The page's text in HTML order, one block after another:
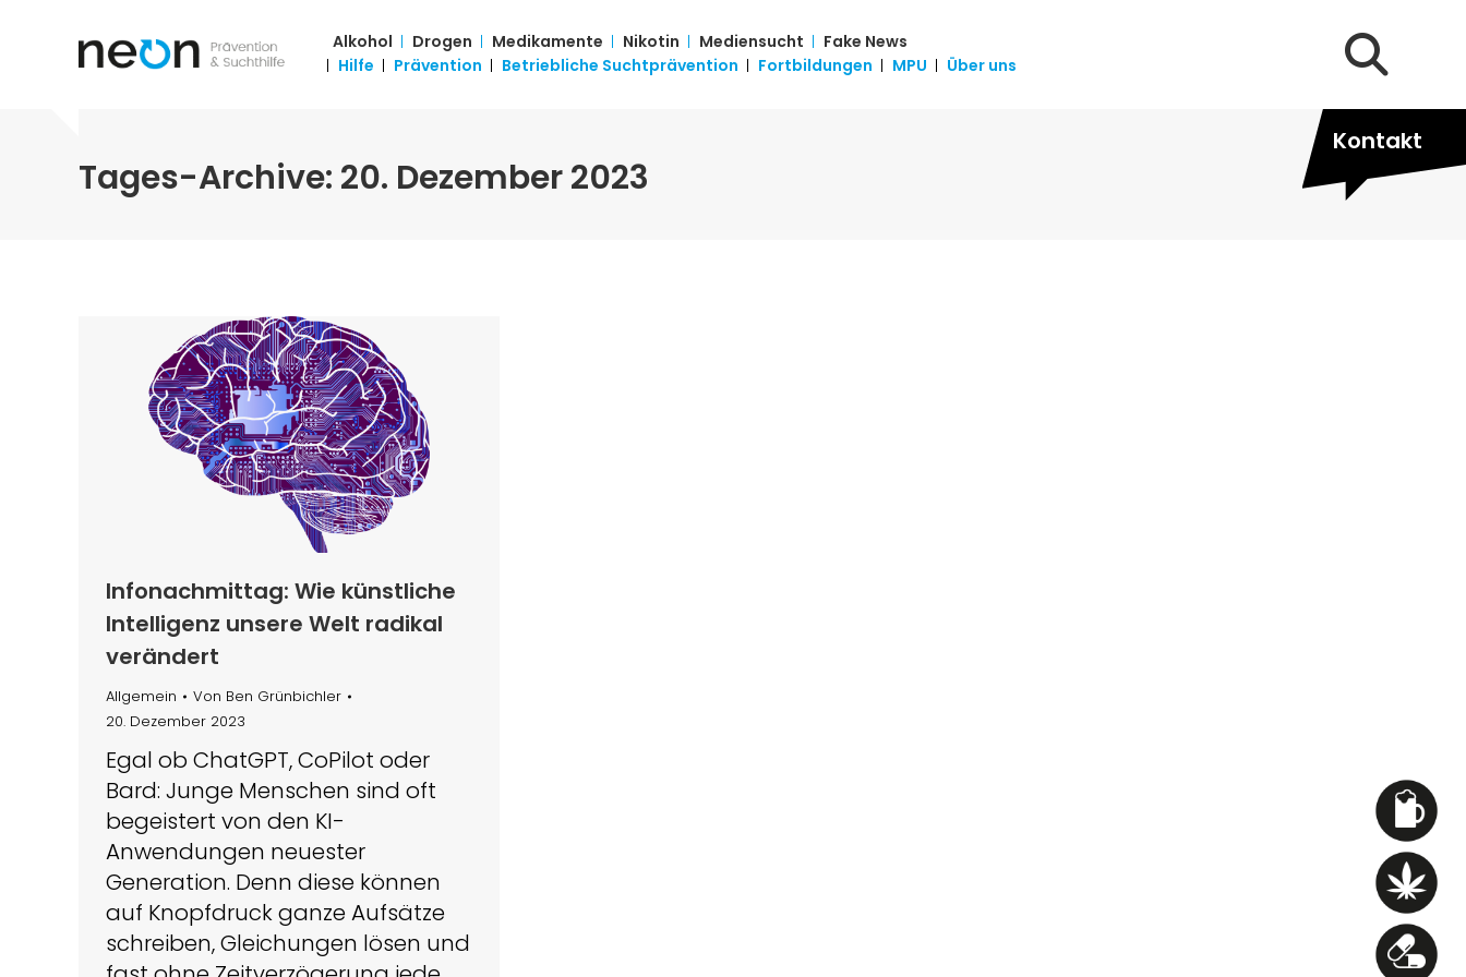
Alkohol Drogen Medikamente Nikotin Mediensucht Fake News
[LINE BREAK]
Hilfe Prävention Betriebliche Suchtprävention Fortbildungen MPU Über uns
Search:
Kontakt
Tages-Archive: 20. Dezember 2023
Infonachmittag: Wie künstliche
Intelligenz unsere Welt radikal
verändert
Allgemein Von Ben Grünbichler
20. Dezember 2023
Egal ob ChatGPT, CoPilot oder
Bard: Junge Menschen sind oft
begeistert von den KI-
Anwendungen neuester
Generation. Denn diese können
auf Knopfdruck ganze Aufsätze
schreiben, Gleichungen lösen und